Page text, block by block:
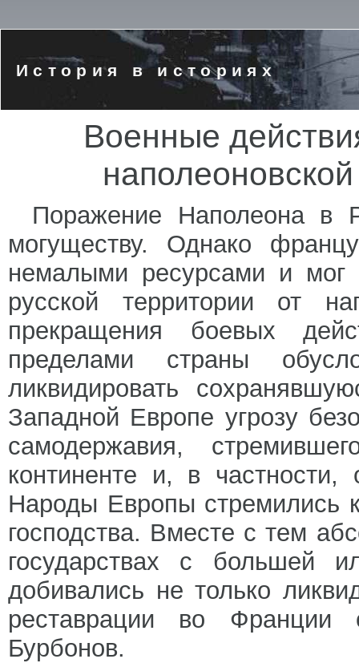
История в историях
Военные
Поражение Наполеона в
могуществу. Однако
немалыми ресурсами и мог
русской территории от
прекращения боевых
пределами страны
ликвидировать
Западной Европе угрозу
самодержавия,
континенте и, в частности,
Народы Европы стремились
господства. Вместе с тем
государствах с большей
добивались не только
реставрации во Франции
Бурбонов.